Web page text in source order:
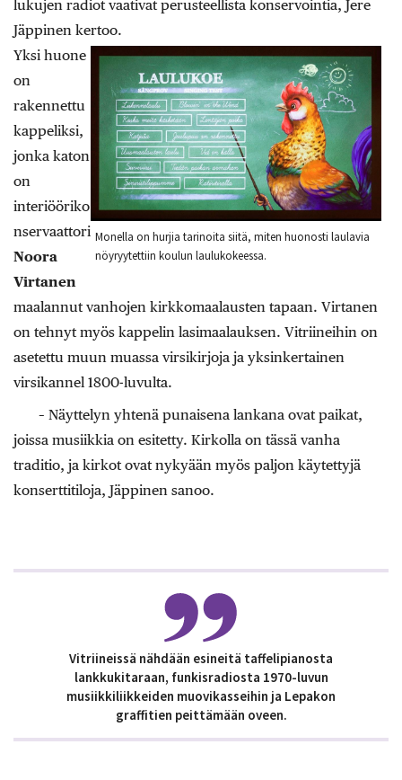
lukujen radiot vaativat perusteellista konservointia, Jere
Jäppinen kertoo.
Monella on hurjia tarinoita siitä, miten huonosti laulavia
nöyryytettiin koulun laulukokeessa.
Yksi huone
on
rakennettu
kappeliksi,
jonka katon
on
interiööriko
nservaattori
Noora
Virtanen
maalannut vanhojen kirkkomaalausten tapaan. Virtanen
on tehnyt myös kappelin lasimaalauksen. Vitriineihin on
asetettu muun muassa virsikirjoja ja yksinkertainen
virsikannel 1800-luvulta.
– Näyttelyn yhtenä punaisena lankana ovat paikat,
joissa musiikkia on esitetty. Kirkolla on tässä vanha
traditio, ja kirkot ovat nykyään myös paljon käytettyjä
konserttitiloja, Jäppinen sanoo.
Vitriineissä nähdään esineitä taffelipianosta
lankkukitaraan, funkisradiosta 1970-luvun
musiikkiliikkeiden muovikasseihin ja Lepakon
graffitien peittämään oveen.